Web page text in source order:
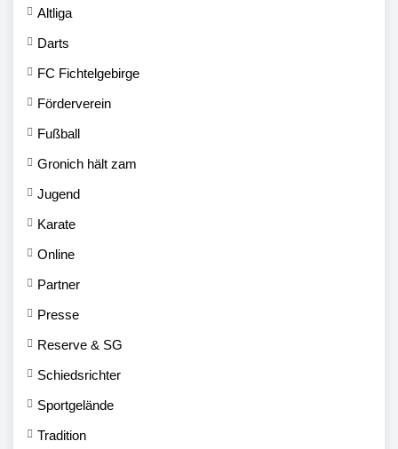
Altliga
Darts
FC Fichtelgebirge
Förderverein
Fußball
Gronich hält zam
Jugend
Karate
Online
Partner
Presse
Reserve & SG
Schiedsrichter
Sportgelände
Tradition